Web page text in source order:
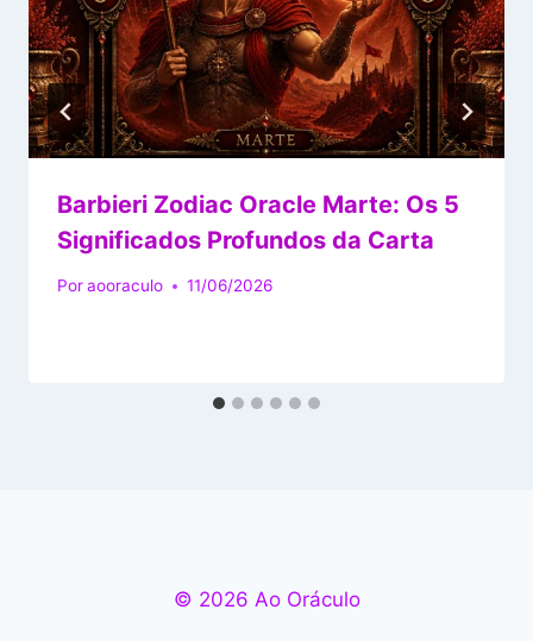
Barbieri Zodiac Oracle Marte: Os 5
Significados Profundos da Carta
Poraooraculo 11/06/2026
© 2026 Ao Oráculo